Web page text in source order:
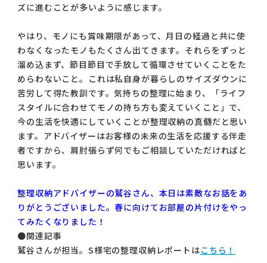
ズに進むことが多いように感じます。
やはり、モノにも賞味期限があって、月日の経過と共に使
わなくなったモノもたくさん出てきます。それらをずっと
溜め込まず、節目節目で手放して循環させていくことをた
めらわないこと。これは私自身が暮らしのサイズダウンに
苦労して得た教訓です。気持ちの整理に始まり、「ライフ
スタイルに合わせてモノの持ち方も変えていくこと」で、
今の生活を快適にしていくことが整理収納の真髄だと思い
ます。アドバイザーはお客様の未来の生活を応援する伴走
者ですから、肩肘張らず何でもご相談していただければと
思います。
整理収納アドバイザーの鷲谷さん、本日は素敵なお話をあ
りがとうございました。春に向けてお部屋の片付けをやっ
てみたくなりました！
●関連記事
鷲谷さんが担当。S様宅の整理収納レポートはこちら！